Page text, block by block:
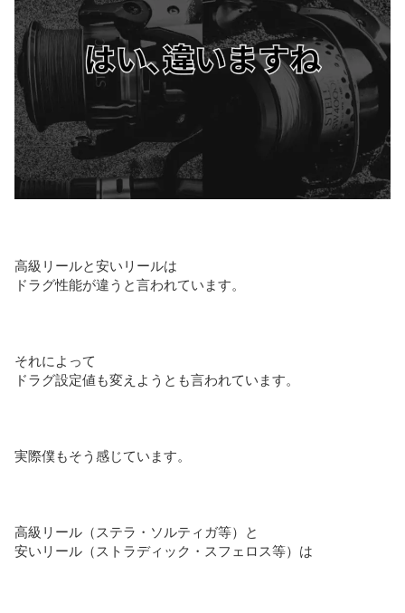
高級リールと安いリールは
ドラグ性能が違うと言われています。
それによって
ドラグ設定値も変えようとも言われています。
実際僕もそう感じています。
高級リール（ステラ・ソルティガ等）と
安いリール（ストラディック・スフェロス等）は